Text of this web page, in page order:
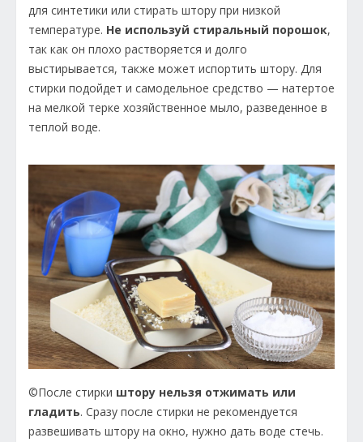
для синтетики или стирать штору при низкой
температуре. Не используй стиральный порошок,
так как он плохо растворяется и долго
выстирывается, также может испортить штору. Для
стирки подойдет и самодельное средство — натертое
на мелкой терке хозяйственное мыло, разведенное в
теплой воде.
©После стирки штору нельзя отжимать или
гладить. Сразу после стирки не рекомендуется
развешивать штору на окно, нужно дать воде стечь.